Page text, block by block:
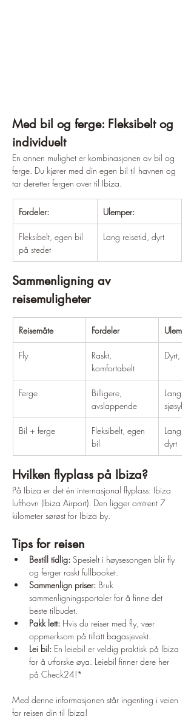
Med bil og ferge: Fleksibelt og
individuelt
En annen mulighet er kombinasjonen av bil og
ferge. Du kjører med din egen bil til havnen og
tar deretter fergen over til Ibiza.
Fordeler: Ulemper:
Fleksibelt, egen bil
på stedet
Lang reisetid, dyrt
Sammenligning av
reisemuligheter
Reisemåte Fordeler Ulemper
Fly
Raskt,
komfortabelt
Dyrt, lite
Ferge
Billigere,
avslappende
Lang
sjøsyke
Bil + ferge
Fleksibelt, egen
bil
Lang
dyrt
Hvilken flyplass på Ibiza?
På Ibiza er det én internasjonal flyplass: Ibiza
lufthavn (Ibiza Airport). Den ligger omtrent 7
kilometer sørøst for Ibiza by.
Tips for reisen
Bestill tidlig: Spesielt i høysesongen blir fly
og ferger raskt fullbooket.
Sammenlign priser: Bruk
sammenligningsportaler for å finne det
beste tilbudet.
Pakk lett: Hvis du reiser med fly, vær
oppmerksom på tillatt bagasjevekt.
Lei bil: En leiebil er veldig praktisk på Ibiza
for å utforske øya. Leiebil finner dere her
på Check24!*
Med denne informasjonen står ingenting i veien
for reisen din til Ibiza!